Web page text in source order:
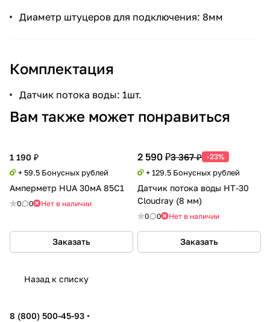
Диаметр штуцеров для подключения: 8мм
Комплектация
Датчик потока воды: 1шт.
Вам также может понравиться
1 190 ₽
+ 59.5 Бонусных рублей
Амперметр HUA 30мА 85C1
0 0 Нет в наличии
Заказать
2 590 ₽3 367 ₽ -23%
+ 129.5 Бонусных рублей
Датчик потока воды HT-30
Cloudray (8 мм)
0 0 Нет в наличии
Заказать
Назад к списку
8 (800) 500-45-93